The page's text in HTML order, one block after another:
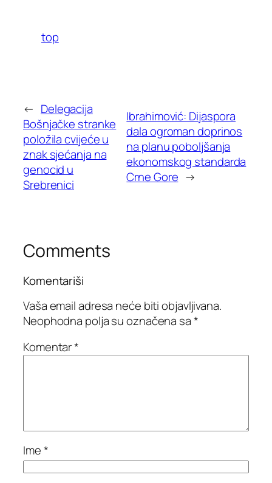
top
← Delegacija
Bošnjačke stranke
položila cvijeće u
znak sjećanja na
genocid u
Srebrenici
Ibrahimović: Dijaspora
dala ogroman doprinos
na planu poboljšanja
ekonomskog standarda
Crne Gore →
Comments
Komentariši
Vaša email adresa neće biti objavljivana.
Neophodna polja su označena sa*
Komentar*
Ime*